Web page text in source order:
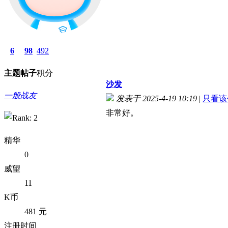
6
主题
98
帖子
492
积分
一般战友
精华
0
威望
11
K币
481 元
注册时间
沙发
发表于 2025-4-19 10:19 | 只看
非常好。